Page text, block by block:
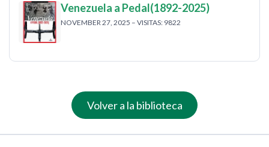
Venezuela a Pedal(1892-2025)
NOVEMBER 27, 2025 – VISITAS: 9822
Volver a la biblioteca